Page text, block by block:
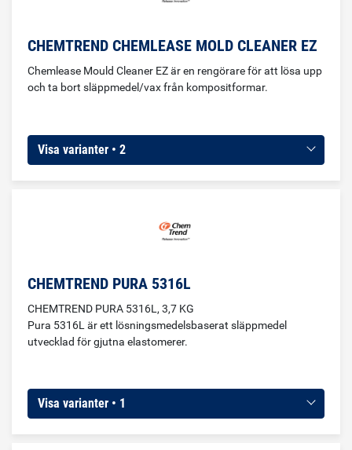
CHEMTREND CHEMLEASE MOLD CLEANER EZ
Chemlease Mould Cleaner EZ är en rengörare för att lösa upp
och ta bort släppmedel/vax från kompositformar.
Visa varianter • 2
CHEMTREND PURA 5316L
CHEMTREND PURA 5316L, 3,7 KG
Pura 5316L är ett lösningsmedelsbaserat släppmedel
utvecklad för gjutna elastomerer.
Visa varianter • 1